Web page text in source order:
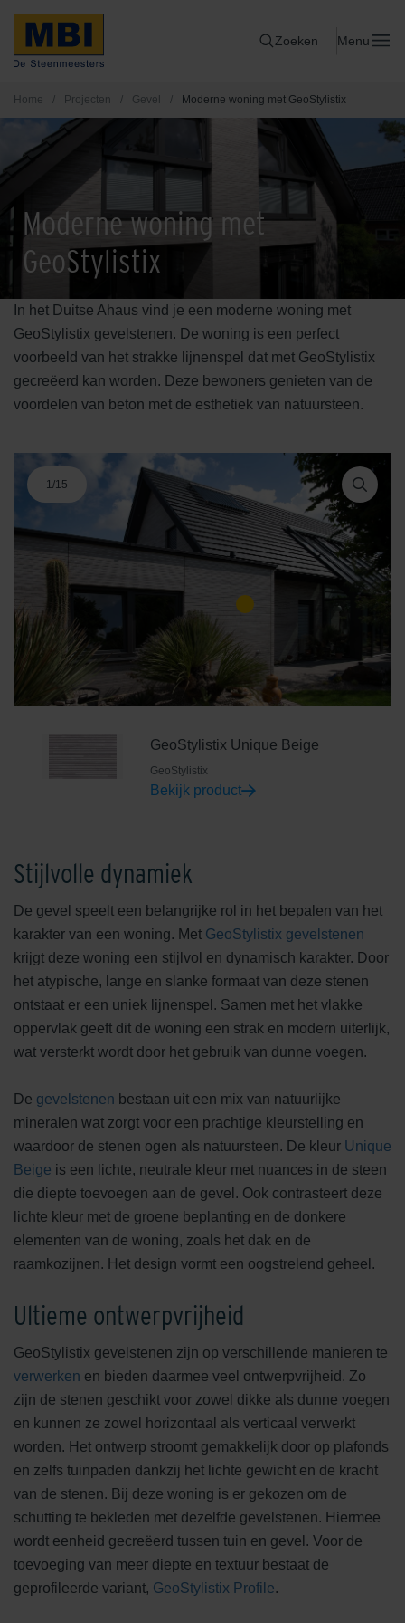
Zoeken Menu
Home / Projecten / Gevel / Moderne woning met GeoStylistix
Moderne woning met
GeoStylistix
In het Duitse Ahaus vind je een moderne woning met
GeoStylistix gevelstenen. De woning is een perfect
voorbeeld van het strakke lijnenspel dat met GeoStylistix
gecreëerd kan worden. Deze bewoners genieten van de
voordelen van beton met de esthetiek van natuursteen.
1/15
GeoStylistix Unique Beige
GeoStylistix
Bekijk product
Stijlvolle dynamiek
De gevel speelt een belangrijke rol in het bepalen van het
karakter van een woning. Met GeoStylistix gevelstenen
krijgt deze woning een stijlvol en dynamisch karakter. Door
het atypische, lange en slanke formaat van deze stenen
ontstaat er een uniek lijnenspel. Samen met het vlakke
oppervlak geeft dit de woning een strak en modern uiterlijk,
wat versterkt wordt door het gebruik van dunne voegen.
De gevelstenen bestaan uit een mix van natuurlijke
mineralen wat zorgt voor een prachtige kleurstelling en
waardoor de stenen ogen als natuursteen. De kleur Unique
Beige is een lichte, neutrale kleur met nuances in de steen
die diepte toevoegen aan de gevel. Ook contrasteert deze
lichte kleur met de groene beplanting en de donkere
elementen van de woning, zoals het dak en de
raamkozijnen. Het design vormt een oogstrelend geheel.
Ultieme ontwerpvrijheid
GeoStylistix gevelstenen zijn op verschillende manieren te
verwerken en bieden daarmee veel ontwerpvrijheid. Zo
zijn de stenen geschikt voor zowel dikke als dunne voegen
en kunnen ze zowel horizontaal als verticaal verwerkt
worden. Het ontwerp stroomt gemakkelijk door op plafonds
en zelfs tuinpaden dankzij het lichte gewicht en de kracht
van de stenen. Bij deze woning is er gekozen om de
schutting te bekleden met dezelfde gevelstenen. Hiermee
wordt eenheid gecreëerd tussen tuin en gevel. Voor de
toevoeging van meer diepte en textuur bestaat de
geprofileerde variant, GeoStylistix Profile.